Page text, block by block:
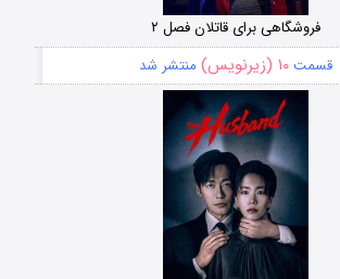
فروشگاهی برای قاتلان فصل ۲
قسمت۱۰ (زیرنویس) منتشر شد